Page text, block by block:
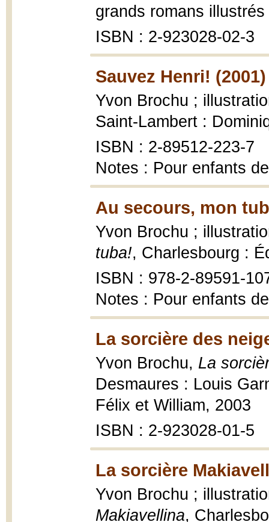
grands romans
ISBN : 2-923028-02-3
Sauvez Henri! (2001)
Yvon Brochu ;
Saint-Lambert :
ISBN : 2-89512-223-7
Notes : Pour enfants
Au secours, mon
Yvon Brochu ;
tuba!, Charlesbourg :
ISBN : 978-2-89591-
Notes : Pour enfants
La sorcière des
Yvon Brochu, La
Desmaures : Louis
Félix et William, 2003
ISBN : 2-923028-01-5
La sorcière
Yvon Brochu ;
Makiavellina,